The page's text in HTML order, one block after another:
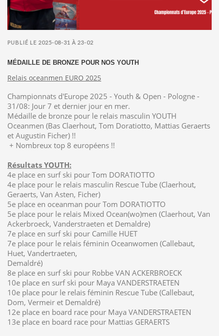
PUBLIÉ LE 2025-08-31 À 23-02
MÉDAILLE DE BRONZE POUR NOS YOUTH
Relais oceanmen EURO 2025
Championnats d'Europe 2025 - Youth & Open - Pologne -
31/08: Jour 7 et dernier jour en mer.
Médaille de bronze pour le relais masculin YOUTH
Oceanmen (Bas Claerhout, Tom Doratiotto, Mattias Geraerts
et Augustin Ficher) !!
+ Nombreux top 8 européens !!
Résultats YOUTH:
4e place en surf ski pour Tom DORATIOTTO
4e place pour le relais masculin Rescue Tube (Claerhout,
Geraerts, Van Asten, Ficher)
5e place en oceanman pour Tom DORATIOTTO
5e place pour le relais Mixed Ocean(wo)men (Claerhout, Van
Ackerbroeck, Vanderstraeten et Demaldre)
7e place en surf ski pour Camille HUET
7e place pour le relais féminin Oceanwomen (Callebaut,
Huet, Vandertraeten,
Demaldré)
8e place en surf ski pour Robbe VAN ACKERBROECK
10e place en surf ski pour Maya VANDERSTRAETEN
10e place pour le relais féminin Rescue Tube (Callebaut,
Dom, Vermeir et Demaldré)
12e place en board race pour Maya VANDERSTRAETEN
13e place en board race pour Mattias GERAERTS